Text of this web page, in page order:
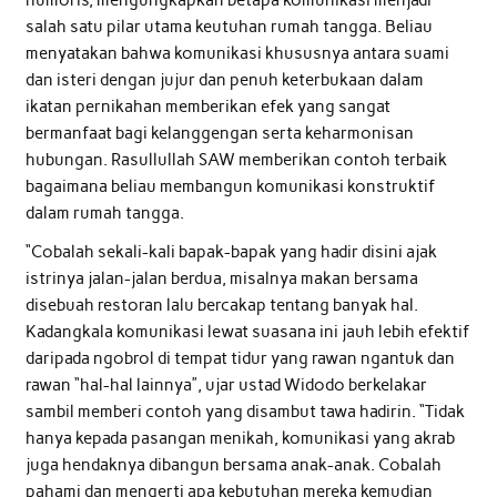
salah satu pilar utama keutuhan rumah tangga. Beliau
menyatakan bahwa komunikasi khususnya antara suami
dan isteri dengan jujur dan penuh keterbukaan dalam
ikatan pernikahan memberikan efek yang sangat
bermanfaat bagi kelanggengan serta keharmonisan
hubungan. Rasullullah SAW memberikan contoh terbaik
bagaimana beliau membangun komunikasi konstruktif
dalam rumah tangga.
“Cobalah sekali-kali bapak-bapak yang hadir disini ajak
istrinya jalan-jalan berdua, misalnya makan bersama
disebuah restoran lalu bercakap tentang banyak hal.
Kadangkala komunikasi lewat suasana ini jauh lebih efektif
daripada ngobrol di tempat tidur yang rawan ngantuk dan
rawan “hal-hal lainnya”, ujar ustad Widodo berkelakar
sambil memberi contoh yang disambut tawa hadirin. “Tidak
hanya kepada pasangan menikah, komunikasi yang akrab
juga hendaknya dibangun bersama anak-anak. Cobalah
pahami dan mengerti apa kebutuhan mereka kemudian